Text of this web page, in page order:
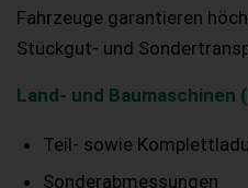
Fahrzeuge garantieren
Stückgut- und
Land- und Baumaschinen
Teil- sowie
Sonderabmessungen